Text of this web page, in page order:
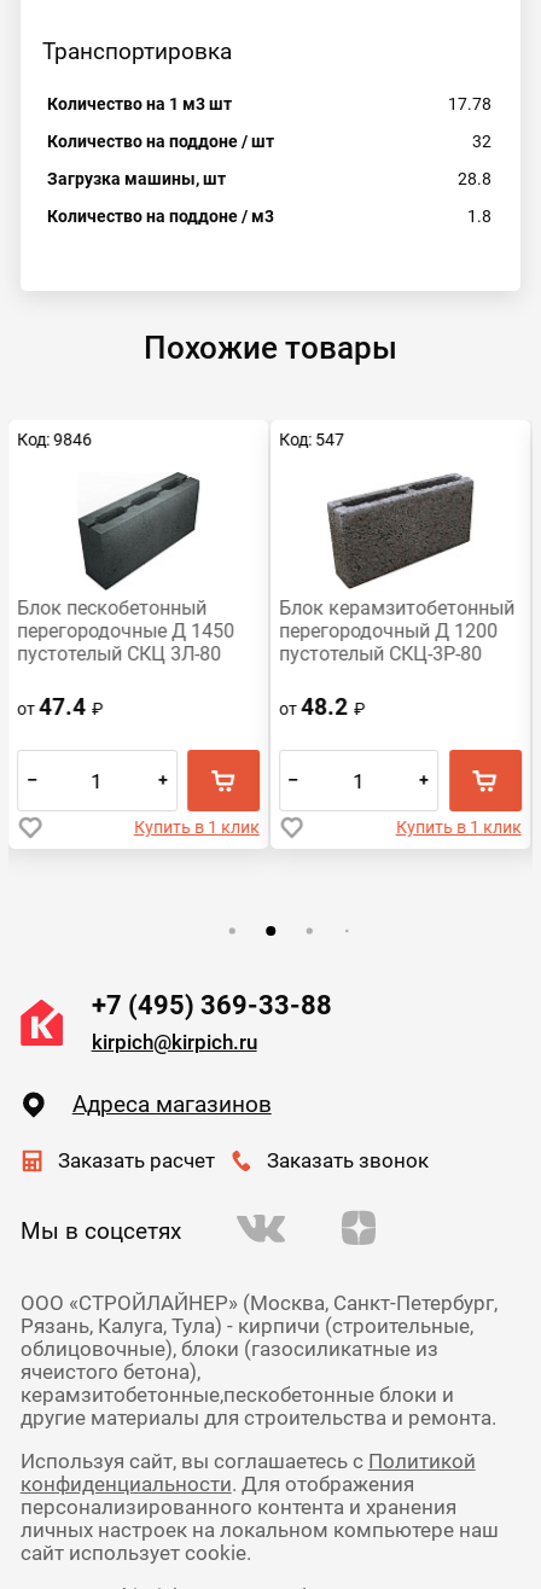
Транспортировка
Количество на 1 м3 шт
17.78
Количество на поддоне / шт
32
Загрузка машины, шт
28.8
Количество на поддоне / м3
1.8
Похожие товары
Код: 9846
Блок пескобетонный
перегородочные Д 1450
пустотелый СКЦ 3Л-80
от47.4₽
– +
Купить в 1 клик
Код: 547
Блок керамзитобетонный
перегородочный Д 1200
пустотелый СКЦ-3Р-80
от48.2₽
– +
Купить в 1 клик
+7 (495) 369-33-88
kirpich@kirpich.ru
Адреса магазинов
Заказать расчет Заказать звонок
Мы в соцсетях
ООО «СТРОЙЛАЙНЕР» (Москва, Санкт-Петербург,
Рязань, Калуга, Тула) - кирпичи (строительные,
облицовочные), блоки (газосиликатные из
ячеистого бетона),
керамзитобетонные,пескобетонные блоки и
другие материалы для строительства и ремонта.
Используя сайт, вы соглашаетесь с Политикой
конфиденциальности. Для отображения
персонализированного контента и хранения
личных настроек на локальном компьютере наш
сайт использует cookie.